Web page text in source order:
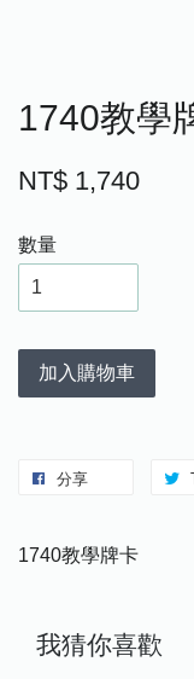
1740教學
NT$ 1,740
數量
加入購物車
分享
1740教學牌卡
我猜你喜歡